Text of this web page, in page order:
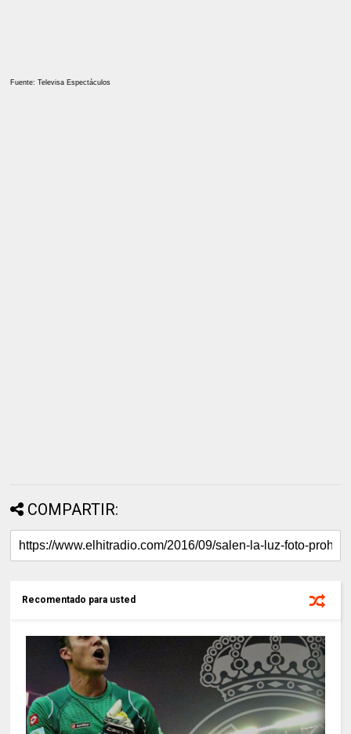
Fuente: Televisa Espectáculos
COMPARTIR:
Recomentado para usted